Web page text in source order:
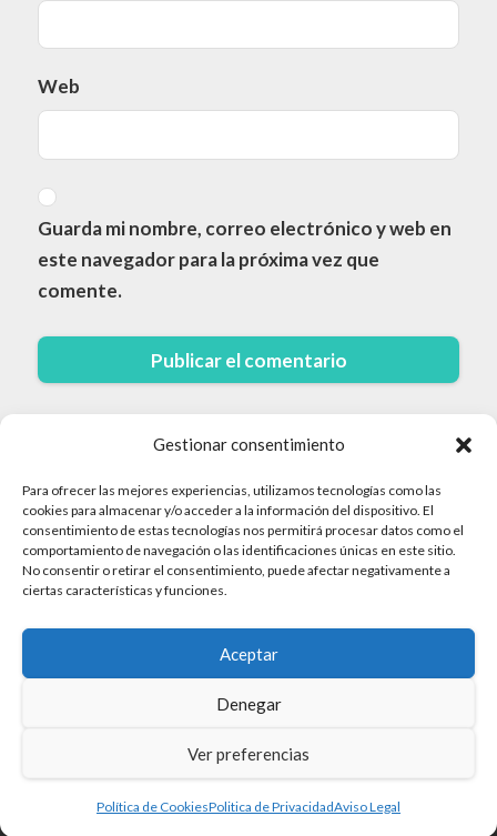
Gestionar consentimiento
Para ofrecer las mejores experiencias, utilizamos tecnologías como las
cookies para almacenar y/o acceder a la información del dispositivo. El
consentimiento de estas tecnologías nos permitirá procesar datos como el
comportamiento de navegación o las identificaciones únicas en este sitio.
No consentir o retirar el consentimiento, puede afectar negativamente a
ciertas características y funciones.
Aceptar
Denegar
Ver preferencias
Política de CookiesPolitica de PrivacidadAviso Legal
Web
Guarda mi nombre, correo electrónico y web en
este navegador para la próxima vez que
comente.
© 2026 Cruceros · Todos los derechos reservados
Aviso Legal
Mapa del sitio